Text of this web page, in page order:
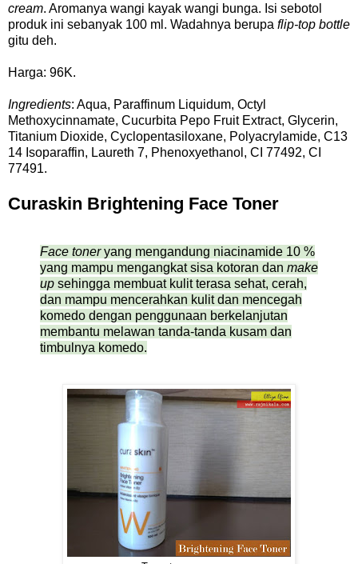
cream. Aromanya wangi kayak wangi bunga. Isi sebotol
produk ini sebanyak 100 ml. Wadahnya berupa flip-top bottle
gitu deh.
Harga: 96K.
Ingredients: Aqua, Paraffinum Liquidum, Octyl
Methoxycinnamate, Cucurbita Pepo Fruit Extract, Glycerin,
Titanium Dioxide, Cyclopentasiloxane, Polyacrylamide, C13
14 Isoparaffin, Laureth 7, Phenoxyethanol, CI 77492, CI
77491.
Curaskin Brightening Face Toner
Face toneryang mengandung niacinamide 10 %
yang mampu mengangkat sisa kotoran dan make
up sehingga membuat kulit terasa sehat, cerah,
dan mampu mencerahkan kulit dan mencegah
komedo dengan penggunaan berkelanjutan
membantu melawan tanda-tanda kusam dan
timbulnya komedo.